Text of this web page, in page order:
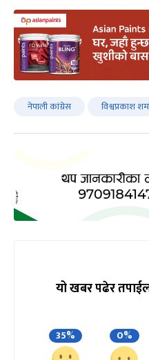
नेपाली कांग्रेस विश्वप्रकाश
यो खबर पढेर
35% 0%